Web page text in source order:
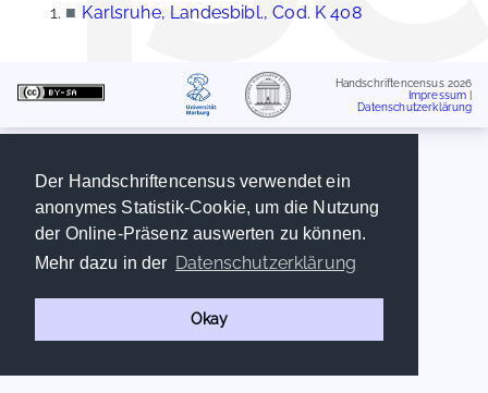
Der Handschriftencensus verwendet ein
anonymes Statistik-Cookie, um die Nutzung
der Online-Präsenz auswerten zu können.
Mehr dazu in der Datenschutzerklärung
Okay
■ Karlsruhe, Landesbibl., Cod. K 408
Handschriftencensus 2026
Impressum
Datenschutzerklärung